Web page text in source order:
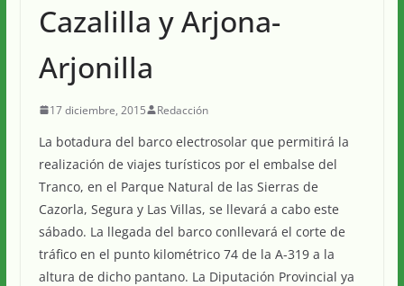
Cazalilla y Arjona-
Arjonilla
17 diciembre, 2015 Redacción
La botadura del barco electrosolar que permitirá la
realización de viajes turísticos por el embalse del
Tranco, en el Parque Natural de las Sierras de
Cazorla, Segura y Las Villas, se llevará a cabo este
sábado. La llegada del barco conllevará el corte de
tráfico en el punto kilométrico 74 de la A-319 a la
altura de dicho pantano. La Diputación Provincial ya